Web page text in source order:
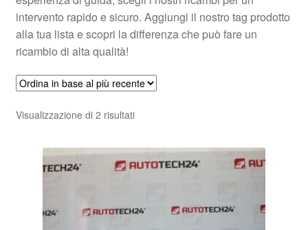
intervento rapido e sicuro. Aggiungi il nostro tag prodotto
alla tua lista e scopri la differenza che può fare un
ricambio di alta qualità!
Visualizzazione di 2 risultatiOrdina
al
più